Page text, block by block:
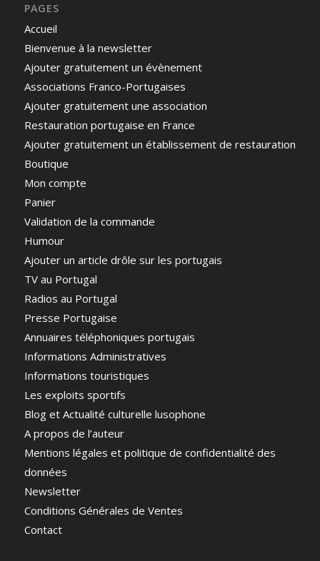
PAGES
Accueil
Bienvenue à la newsletter
Ajouter gratuitement un évènement
Associations Franco-Portugaises
Ajouter gratuitement une association
Restauration portugaise en France
Ajouter gratuitement un établissement de restauration
Boutique
Mon compte
Panier
Validation de la commande
Humour
Ajouter un article drôle sur les portugais
TV au Portugal
Radios au Portugal
Presse Portugaise
Annuaires téléphoniques portugais
Informations Administratives
Informations touristiques
Les exploits sportifs
Blog et Actualité culturelle lusophone
A propos de l’auteur
Mentions légales et politique de confidentialité des
données
Newsletter
Conditions Générales de Ventes
Contact